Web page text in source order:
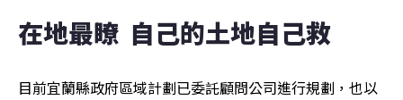
在地最瞭  自己的土地自己救
目前宜蘭縣政府區域計劃已委託顧問公司進行規劃，也以